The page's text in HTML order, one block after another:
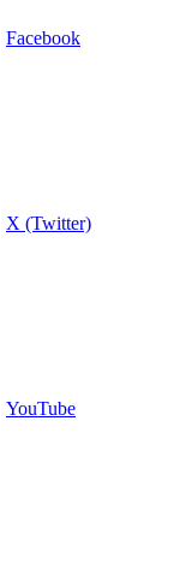
Facebook
X (Twitter)
YouTube